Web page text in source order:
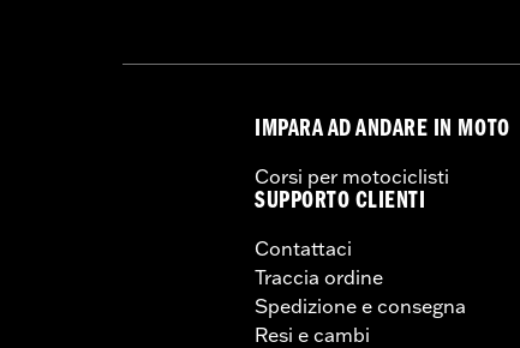
IMPARA AD ANDARE IN MOTO
Corsi per motociclisti
SUPPORTO CLIENTI
Contattaci
Traccia ordine
Spedizione e consegna
Resi e cambi